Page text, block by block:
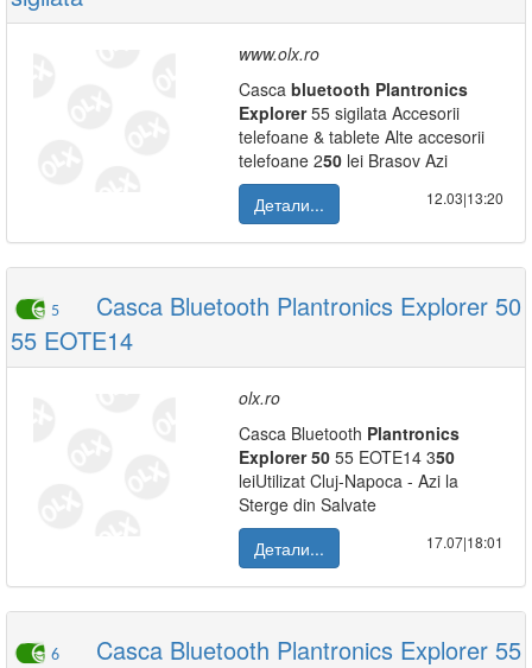
www.olx.ro
Casca bluetooth Plantronics
Explorer55 sigilata Accesorii
telefoane & tablete Alte accesorii
telefoane 250 lei Brasov Azi
Детали...
12.03|13:20
5
Casca Bluetooth Plantronics Explorer 50
55 EOTE14
olx.ro
Casca Bluetooth Plantronics
Explorer 50 55 EOTE14 350
leiUtilizat Cluj-Napoca - Azi la
Sterge din Salvate
Детали...
17.07|18:01
6
Casca Bluetooth Plantronics Explorer 55